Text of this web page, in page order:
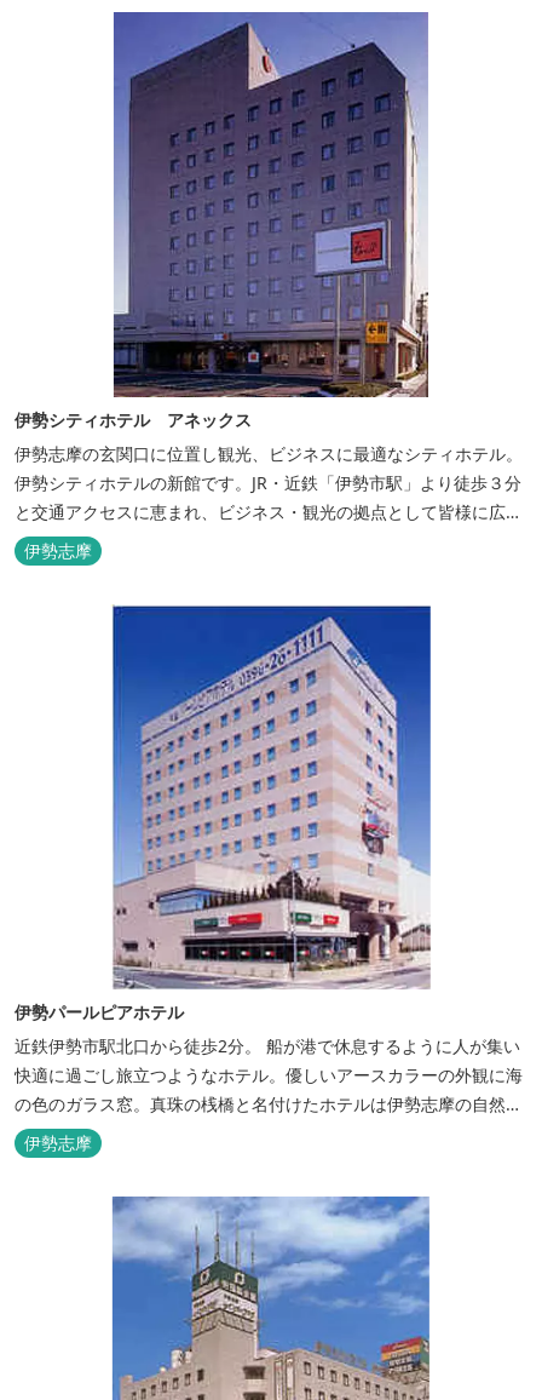
伊勢シティホテル アネックス
伊勢志摩の玄関口に位置し観光、ビジネスに最適なシティホテル。
伊勢シティホテルの新館です。JR・近鉄「伊勢市駅」より徒歩３分
と交通アクセスに恵まれ、ビジネス・観光の拠点として皆様に広く
ご利用いただいております。１階には、しゃぶしゃぶと日本料理の
「伊勢みやび」があります。
伊勢志摩
伊勢パールピアホテル
近鉄伊勢市駅北口から徒歩2分。 船が港で休息するように人が集い
快適に過ごし旅立つようなホテル。優しいアースカラーの外観に海
の色のガラス窓。真珠の桟橋と名付けたホテルは伊勢志摩の自然保
護への思いか省エネルギーへの工夫と設備を備えています。 和食・
イタリアンレストランがございます。 また、宿泊のお客様は途中出
入り自由立体駐車場を無料でお使いいただけます。
伊勢志摩